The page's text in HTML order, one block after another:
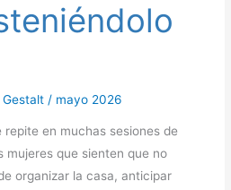
Gestalt / mayo 2026
en muchas sesiones de
mujeres que sienten que no
organizar la casa, anticipar